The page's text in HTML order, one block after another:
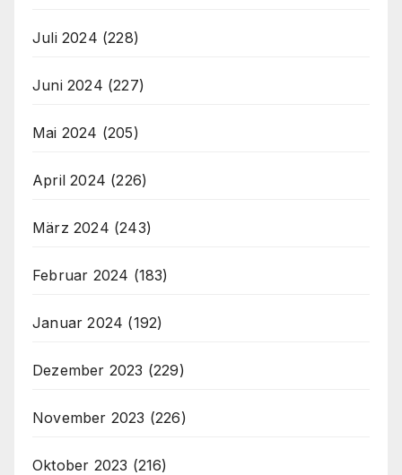
Juli 2024 (228)
Juni 2024 (227)
Mai 2024 (205)
April 2024 (226)
März 2024 (243)
Februar 2024 (183)
Januar 2024 (192)
Dezember 2023 (229)
November 2023 (226)
Oktober 2023 (216)